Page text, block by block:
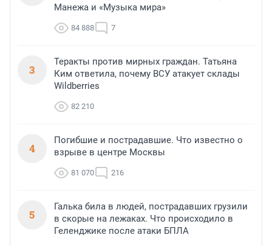
Манежа и «Музыка мира»
84 888 7
3
Теракты против мирных граждан. Татьяна
Ким ответила, почему ВСУ атакует склады
Wildberries
82 210
4
Погибшие и пострадавшие. Что известно о
взрыве в центре Москвы
81 070 216
5
Галька била в людей, пострадавших грузили
в скорые на лежаках. Что происходило в
Геленджике после атаки БПЛА